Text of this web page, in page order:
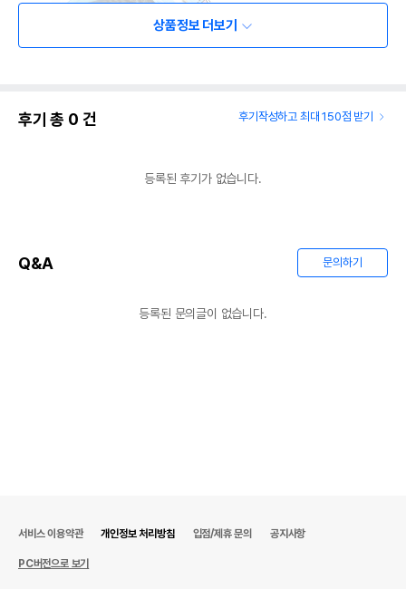
상품정보 더보기
후기 총 0 건 후기작성하고 최대 150점 받기
등록된 후기가 없습니다.
Q&A 문의하기
등록된 문의글이 없습니다.
서비스 이용약관 개인정보 처리방침 입점/제휴 문의 공지사항
PC버전으로 보기